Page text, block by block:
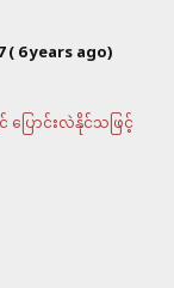
( 6 years ago)
ြောင်းလဲနိုင်သဖြင့်